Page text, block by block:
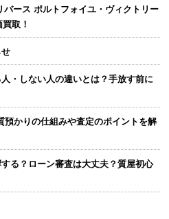
バース ポルトフォイユ・ヴィクトリー
取！
・しない人の違いとは？手放す前に
預かりの仕組みや査定のポイントを解
る？ローン審査は大丈夫？質屋初心